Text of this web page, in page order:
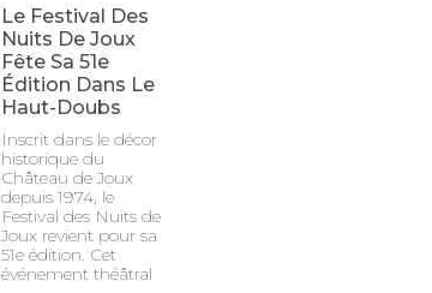
Le Festival Des
Nuits De Joux
Fête Sa 51e
Édition Dans Le
Haut-Doubs
Inscrit dans le décor
historique du
Château de Joux
depuis 1974, le
Festival des Nuits de
Joux revient pour sa
51e édition. Cet
événement théâtral